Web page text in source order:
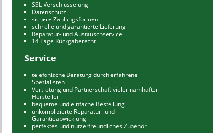
SSL-Verschlüsselung
Datenschutz
sichere Zahlungsformen
schnelle und garantierte Lieferung
Reparatur- und Austauschservice
14 Tage Rückgaberecht
Service
telefonische Beratung durch erfahrene
Spezialisten
Vertretung und Partnerschaft vieler namhafter
Hersteller
bequeme und einfache Bestellung
unkomplizierte Reparatur- und
Garantieabwicklung
perfektes und nutzerfreundliches Zubehör